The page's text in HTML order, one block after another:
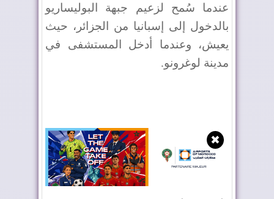
عندما سُمح لزعيم جبهة البوليساريو
بالدخول إلى إسبانيا من الجزائر، حيث
يعيش، وعندما أدخل المستشفى في
مدينة لوغرونو.
✖